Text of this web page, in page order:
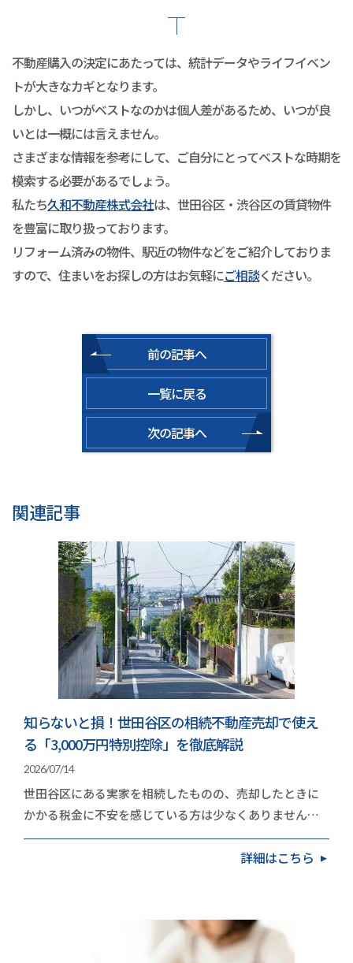
不動産購入の決定にあたっては、統計データやライフイベン
トが大きなカギとなります。
しかし、いつがベストなのかは個人差があるため、いつが良
いとは一概には言えません。
さまざまな情報を参考にして、ご自分にとってベストな時期を
模索する必要があるでしょう。
私たち久和不動産株式会社は、世田谷区・渋谷区の賃貸物件
を豊富に取り扱っております。
リフォーム済みの物件、駅近の物件などをご紹介しておりま
すので、住まいをお探しの方はお気軽にご相談ください。
前の記事へ
一覧に戻る
次の記事へ
関連記事
知らないと損！世田谷区の相続不動産売却で使え
る「3,000万円特別控除」を徹底解説
2026/07/14
世田谷区にある実家を相続したものの、売却したときに
かかる税金に不安を感じている方は少なくありません。
地価の高いエリアだけに、取得費や譲渡費用を差し引…
詳細はこちら